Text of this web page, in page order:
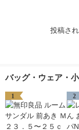
投稿さ
バッグ・ウェア・
1 2